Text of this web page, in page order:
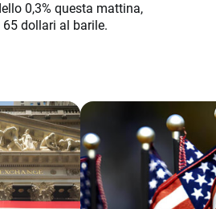
0,3% questa mattina,
dollari al barile.